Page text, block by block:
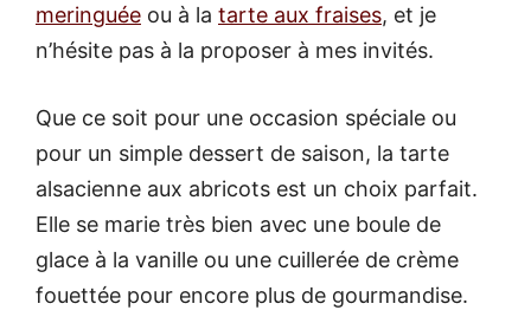
meringuée ou à la tarte aux fraises, et je
n’hésite pas à la proposer à mes invités.
Que ce soit pour une occasion spéciale ou
pour un simple dessert de saison, la tarte
alsacienne aux abricots est un choix parfait.
Elle se marie très bien avec une boule de
glace à la vanille ou une cuillerée de crème
fouettée pour encore plus de gourmandise.